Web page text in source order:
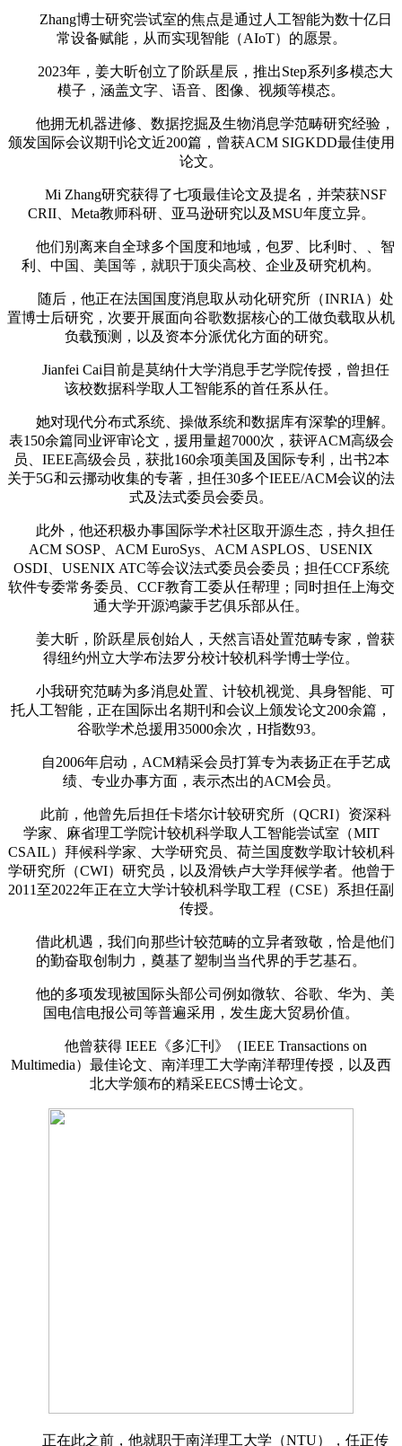
Zhang博士研究尝试室的焦点是通过人工智能为数十亿日
常设备赋能，从而实现智能（AIoT）的愿景。
2023年，姜大昕创立了阶跃星辰，推出Step系列多模态大
模子，涵盖文字、语音、图像、视频等模态。
他拥无机器进修、数据挖掘及生物消息学范畴研究经验，
颁发国际会议期刊论文近200篇，曾获ACM SIGKDD最佳使用
论文。
Mi Zhang研究获得了七项最佳论文及提名，并荣获NSF
CRII、Meta教师科研、亚马逊研究以及MSU年度立异。
他们别离来自全球多个国度和地域，包罗、比利时、、智
利、中国、美国等，就职于顶尖高校、企业及研究机构。
随后，他正在法国国度消息取从动化研究所（INRIA）处
置博士后研究，次要开展面向谷歌数据核心的工做负载取从机
负载预测，以及资本分派优化方面的研究。
Jianfei Cai目前是莫纳什大学消息手艺学院传授，曾担任
该校数据科学取人工智能系的首任系从任。
她对现代分布式系统、操做系统和数据库有深挚的理解。
表150余篇同业评审论文，援用量超7000次，获评ACM高级会
员、IEEE高级会员，获批160余项美国及国际专利，出书2本
关于5G和云挪动收集的专著，担任30多个IEEE/ACM会议的法
式及法式委员会委员。
此外，他还积极办事国际学术社区取开源生态，持久担任
ACM SOSP、ACM EuroSys、ACM ASPLOS、USENIX
OSDI、USENIX ATC等会议法式委员会委员；担任CCF系统
软件专委常务委员、CCF教育工委从任帮理；同时担任上海交
通大学开源鸿蒙手艺俱乐部从任。
姜大昕，阶跃星辰创始人，天然言语处置范畴专家，曾获
得纽约州立大学布法罗分校计较机科学博士学位。
小我研究范畴为多消息处置、计较机视觉、具身智能、可
托人工智能，正在国际出名期刊和会议上颁发论文200余篇，
谷歌学术总援用35000余次，H指数93。
自2006年启动，ACM精采会员打算专为表扬正在手艺成
绩、专业办事方面，表示杰出的ACM会员。
此前，他曾先后担任卡塔尔计较研究所（QCRI）资深科
学家、麻省理工学院计较机科学取人工智能尝试室（MIT
CSAIL）拜候科学家、大学研究员、荷兰国度数学取计较机科
学研究所（CWI）研究员，以及滑铁卢大学拜候学者。他曾于
2011至2022年正在立大学计较机科学取工程（CSE）系担任副
传授。
借此机遇，我们向那些计较范畴的立异者致敬，恰是他们
的勤奋取创制力，奠基了塑制当当代界的手艺基石。
他的多项发现被国际头部公司例如微软、谷歌、华为、美
国电信电报公司等普遍采用，发生庞大贸易价值。
他曾获得 IEEE《多汇刊》（IEEE Transactions on
Multimedia）最佳论文、南洋理工大学南洋帮理传授，以及西
北大学颁布的精采EECS博士论文。
正在此之前，他就职于南洋理工大学（NTU），任正传